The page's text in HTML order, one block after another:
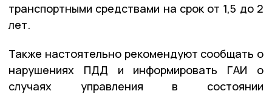
транспортными средствами на срок от 1,5 до 2
лет.
Также настоятельно рекомендуют сообщать о
нарушениях ПДД и информировать ГАИ о
случаях управления в состоянии